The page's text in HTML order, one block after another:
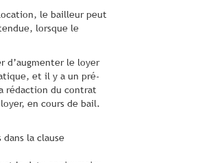
le bailleur peut
lorsque le
d’augmenter le loyer
et il y a un pré-
rédaction du contrat
en cours de bail.
la clause